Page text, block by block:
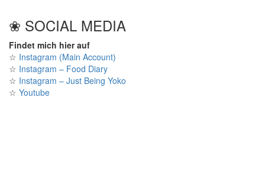
❀ SOCIAL MEDIA
Findet mich hier auf
☆ Instagram (Main Account)
☆ Instagram – Food Diary
☆ Instagram – Just Being Yoko
☆ Youtube